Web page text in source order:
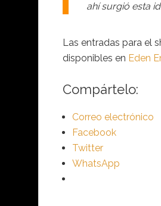
ahí surgió esta
Las entradas para el
disponibles en Eden
Compártelo:
Correo electrónico
Facebook
Twitter
WhatsApp